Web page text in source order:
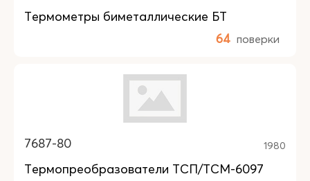
Термометры биметаллические БТ
64 поверки
7687-80 1980
Термопреобразователи ТСП/ТСМ-6097